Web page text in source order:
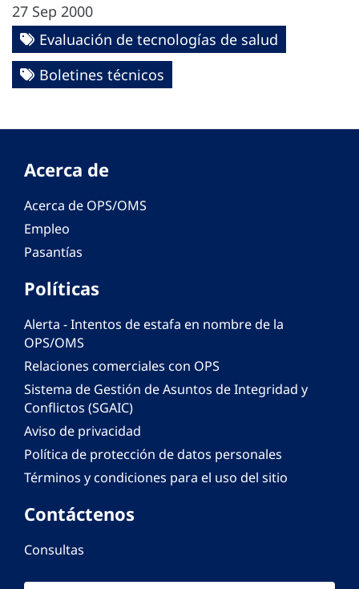
27 Sep 2000
Evaluación de tecnologías de salud
Boletines técnicos
Acerca de
Acerca de OPS/OMS
Empleo
Pasantías
Políticas
Alerta - Intentos de estafa en nombre de la
OPS/OMS
Relaciones comerciales con OPS
Sistema de Gestión de Asuntos de Integridad y
Conflictos (SGAIC)
Aviso de privacidad
Política de protección de datos personales
Términos y condiciones para el uso del sitio
Contáctenos
Consultas